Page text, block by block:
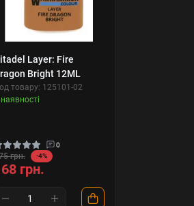
Layer: Fire
Bright 12ML
товару: 125101-02
0
грн. -4%
грн.